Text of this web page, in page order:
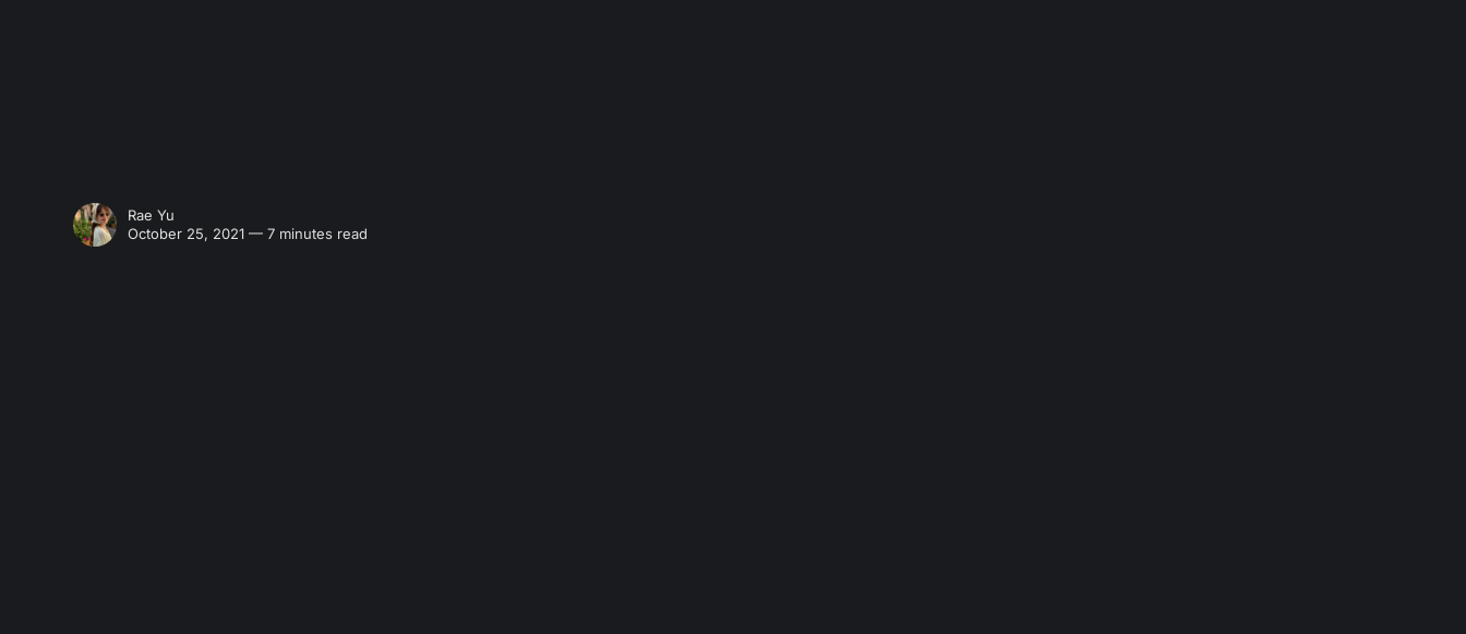
Rae Yu
October 25, 2021 — 7 minutes read